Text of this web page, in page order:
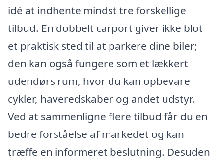
idé at indhente mindst tre forskellige
tilbud. En dobbelt carport giver ikke blot
et praktisk sted til at parkere dine biler;
den kan også fungere som et lækkert
udendørs rum, hvor du kan opbevare
cykler, haveredskaber og andet udstyr.
Ved at sammenligne flere tilbud får du en
bedre forståelse af markedet og kan
træffe en informeret beslutning. Desuden